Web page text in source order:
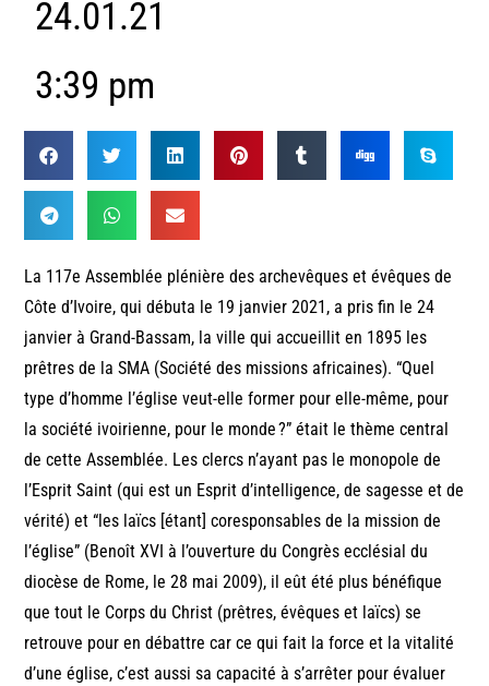
24.01.21
3:39 pm
La 117e Assemblée plénière des archevêques et évêques de
Côte d’Ivoire, qui débuta le 19 janvier 2021, a pris fin le 24
janvier à Grand-Bassam, la ville qui accueillit en 1895 les
prêtres de la SMA (Société des missions africaines). “Quel
type d’homme l’église veut-elle former pour elle-même, pour
la société ivoirienne, pour le monde ?” était le thème central
de cette Assemblée. Les clercs n’ayant pas le monopole de
l’Esprit Saint (qui est un Esprit d’intelligence, de sagesse et de
vérité) et “les laïcs [étant] coresponsables de la mission de
l’église” (Benoît XVI à l’ouverture du Congrès ecclésial du
diocèse de Rome, le 28 mai 2009), il eût été plus bénéfique
que tout le Corps du Christ (prêtres, évêques et laïcs) se
retrouve pour en débattre car ce qui fait la force et la vitalité
d’une église, c’est aussi sa capacité à s’arrêter pour évaluer